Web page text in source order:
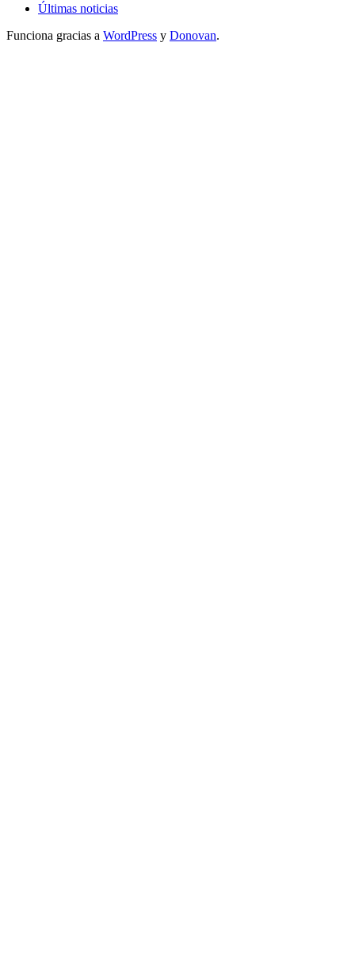
Últimas noticias
Funciona gracias a WordPress y Donovan.